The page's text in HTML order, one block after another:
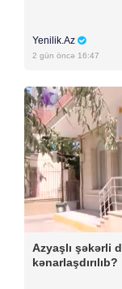
Yenilik.Az
2 gün öncə 16:47
Azyaşlı şəkərli
kənarlaşdırılıb?